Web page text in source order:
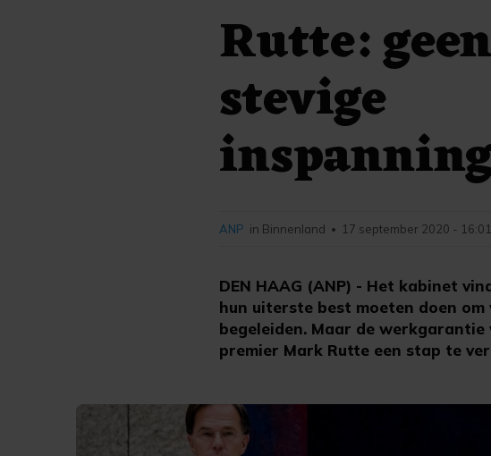
Rutte:
stevige
DEN HAAG (ANP) - Het kabinet
hun uiterste best moeten doen
begeleiden. Maar de
premier Mark Rutte een stap te
ANP in Binnenland • 17 september 2020 - 16:01